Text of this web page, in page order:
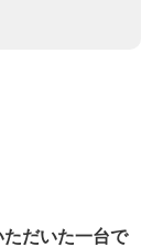
だいた一台で